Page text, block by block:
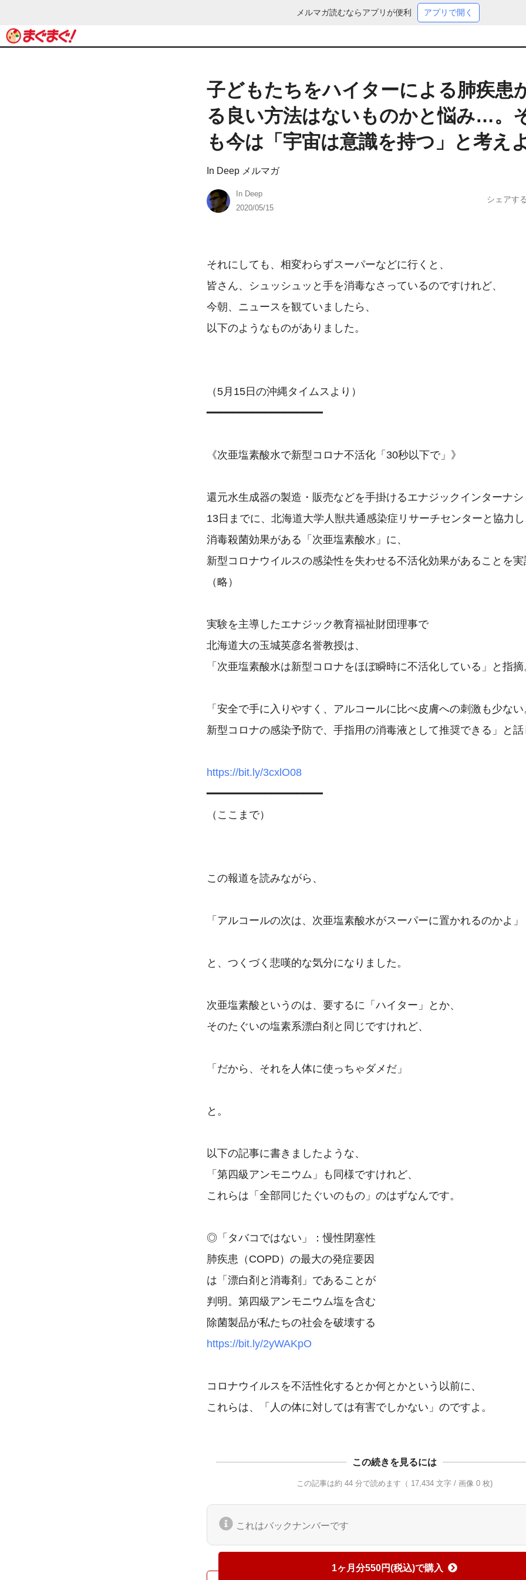
メルマガ読むならアプリが便利 アプリで開く
子どもたちをハイターによる肺疾患
る良い方法はないものかと悩み…。
も今は「宇宙は意識を持つ」と考え
In Deep メルマガ
In Deep
2020/05/15
シェアする
それにしても、相変わらずスーパーなどに行くと、
皆さん、シュッシュッと手を消毒なさっているのですけれど、
今朝、ニュースを観ていましたら、
以下のようなものがありました。
（5月15日の沖縄タイムスより）
━━━━━━━━━━━━━━━━━━
《次亜塩素酸水で新型コロナ不活化「30秒以下で」》
還元水生成器の製造・販売などを手掛けるエナジックインターナシ
13日までに、北海道大学人獣共通感染症リサーチセンターと協力し
消毒殺菌効果がある「次亜塩素酸水」に、
新型コロナウイルスの感染性を失わせる不活化効果があることを実
（略）
実験を主導したエナジック教育福祉財団理事で
北海道大の玉城英彦名誉教授は、
「次亜塩素酸水は新型コロナをほぼ瞬時に不活化している」と指摘
「安全で手に入りやすく、アルコールに比べ皮膚への刺激も少ない
新型コロナの感染予防で、手指用の消毒液として推奨できる」と話
https://bit.ly/3cxlO08
━━━━━━━━━━━━━━━━━━
（ここまで）
この報道を読みながら、
「アルコールの次は、次亜塩素酸水がスーパーに置かれるのかよ」
と、つくづく悲嘆的な気分になりました。
次亜塩素酸というのは、要するに「ハイター」とか、
そのたぐいの塩素系漂白剤と同じですけれど、
「だから、それを人体に使っちゃダメだ」
と。
以下の記事に書きましたような、
「第四級アンモニウム」も同様ですけれど、
これらは「全部同じたぐいのもの」のはずなんです。
◎「タバコではない」：慢性閉塞性
肺疾患（COPD）の最大の発症要因
は「漂白剤と消毒剤」であることが
判明。第四級アンモニウム塩を含む
https://bit.ly/2yWAKpO
コロナウイルスを不活性化するとか何とかという以前に、
これらは、「人の体に対しては有害でしかない」のですよ。
この続きを見るには
この記事は約 44 分で読めます（ 17,434 文字 / 画像 0 枚)
これはバックナンバーです
1ヶ月分550円(税込)で購入